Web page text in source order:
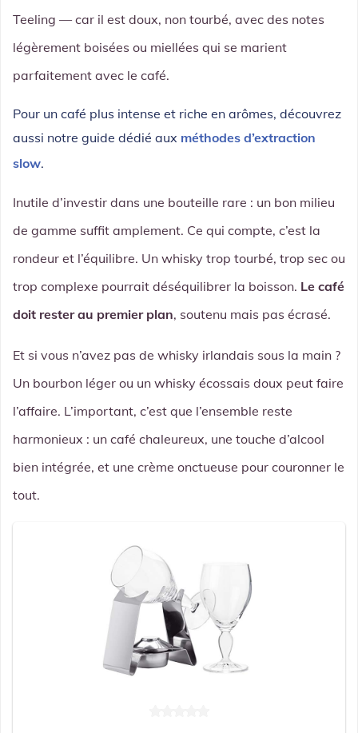
Teeling — car il est doux, non tourbé, avec des notes
légèrement boisées ou miellées qui se marient
parfaitement avec le café.
Pour un café plus intense et riche en arômes, découvrez
aussi notre guide dédié aux méthodes d’extraction
slow.
Inutile d’investir dans une bouteille rare : un bon milieu
de gamme suffit amplement. Ce qui compte, c’est la
rondeur et l’équilibre. Un whisky trop tourbé, trop sec ou
trop complexe pourrait déséquilibrer la boisson. Le café
doit rester au premier plan, soutenu mais pas écrasé.
Et si vous n’avez pas de whisky irlandais sous la main ?
Un bourbon léger ou un whisky écossais doux peut faire
l’affaire. L’important, c’est que l’ensemble reste
harmonieux : un café chaleureux, une touche d’alcool
bien intégrée, et une crème onctueuse pour couronner le
tout.